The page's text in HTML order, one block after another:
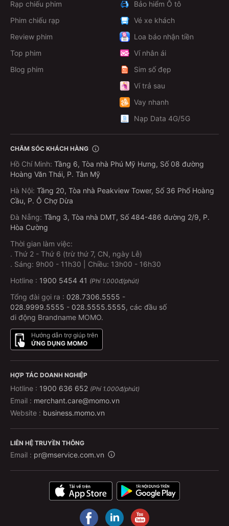
Rạp chiếu phim
Phim chiếu rạp
Review phim
Top phim
Blog phim
Bảo hiểm Ô tô
Vé xe khách
Loa báo nhận tiền
Ví nhân ái
Sim số đẹp
Ví trả sau
Vay nhanh
Nạp Data 4G/5G
CHĂM SÓC KHÁCH HÀNG
Hồ Chí Minh: Tầng 6, Tòa nhà Phú Mỹ Hưng, Số 08 đường
Hoàng Văn Thái, P. Tân Mỹ
Hà Nội: Tầng 20, Tòa nhà Peakview Tower, Số 36 Phố Hoàng
Cầu, P. Ô Chợ Dừa
Đà Nẵng: Tầng 3, Tòa nhà DMT, Số 484-486 đường 2/9, P.
Hòa Cường
Thời gian làm việc:
. Thứ 2 - Thứ 6 (trừ thứ 7, CN, ngày Lễ)
. Sáng: 9h00 - 11h30 | Chiều: 13h00 - 16h30
Hotline : 1900 5454 41 (Phí 1.000đ/phút)
Tổng đài gọi ra : 028.7306.5555 -
028.9999.5555 - 028.5555.5555, các đầu số
di động Brandname MOMO.
Hướng dẫn trợ giúp trên
ỨNG DỤNG MOMO
HỢP TÁC DOANH NGHIỆP
Hotline : 1900 636 652 (Phí 1.000đ/phút)
Email : merchant.care@momo.vn
Website : business.momo.vn
LIÊN HỆ TRUYỀN THÔNG
Email : pr@mservice.com.vn